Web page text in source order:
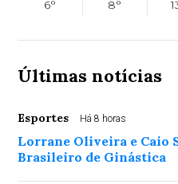
6° 8°
Últimas notícias
Esportes Há 8 horas
Lorrane Oliveira e Caio
Brasileiro de Ginástica